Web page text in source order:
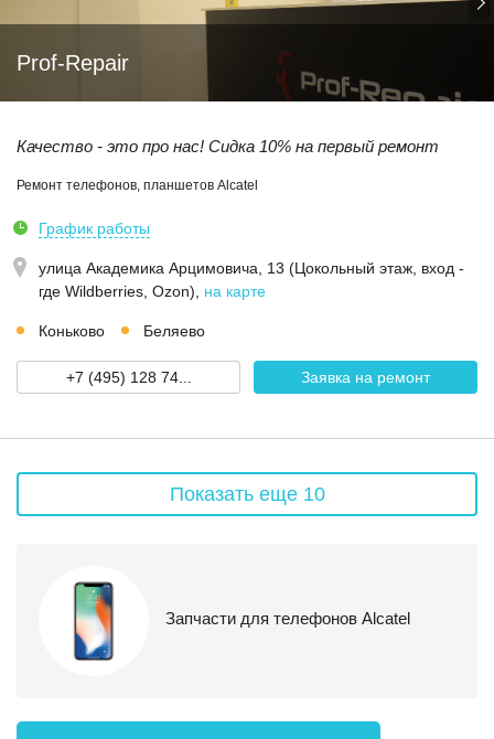
Prof-Repair
Качество - это про нас! Сидка 10% на первый ремонт
Ремонт телефонов, планшетов Alcatel
График работы
улица Академика Арцимовича, 13 (Цокольный этаж, вход -
где Wildberries, Ozon)
на карте
Коньково Беляево
+7 (495) 128 74... Заявка на ремонт
Показать еще 10
Запчасти для телефонов Alcatel